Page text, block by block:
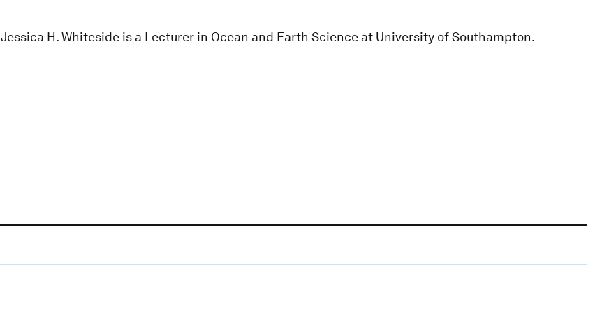
Jessica H. Whiteside is a Lecturer in Ocean and Earth Science at University of Southampton.